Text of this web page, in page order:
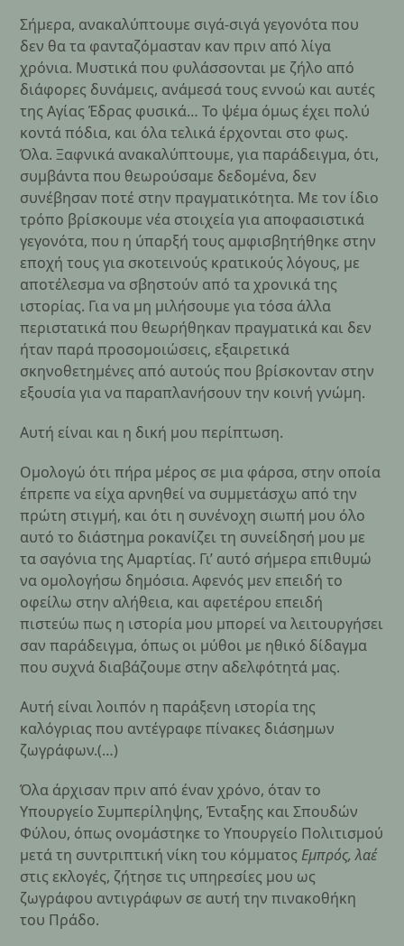
Σήμερα, ανακαλύπτουμε σιγά-σιγά γεγονότα που
δεν θα τα φανταζόμασταν καν πριν από λίγα
χρόνια. Μυστικά που φυλάσσονται με ζήλο από
διάφορες δυνάμεις, ανάμεσά τους εννοώ και αυτές
της Αγίας Έδρας φυσικά… Το ψέμα όμως έχει πολύ
κοντά πόδια, και όλα τελικά έρχονται στο φως.
Όλα. Ξαφνικά ανακαλύπτουμε, για παράδειγμα, ότι,
συμβάντα που θεωρούσαμε δεδομένα, δεν
συνέβησαν ποτέ στην πραγματικότητα. Με τον ίδιο
τρόπο βρίσκουμε νέα στοιχεία για αποφασιστικά
γεγονότα, που η ύπαρξή τους αμφισβητήθηκε στην
εποχή τους για σκοτεινούς κρατικούς λόγους, με
αποτέλεσμα να σβηστούν από τα χρονικά της
ιστορίας. Για να μη μιλήσουμε για τόσα άλλα
περιστατικά που θεωρήθηκαν πραγματικά και δεν
ήταν παρά προσομοιώσεις, εξαιρετικά
σκηνοθετημένες από αυτούς που βρίσκονταν στην
εξουσία για να παραπλανήσουν την κοινή γνώμη.
Αυτή είναι και η δική μου περίπτωση.
Ομολογώ ότι πήρα μέρος σε μια φάρσα, στην οποία
έπρεπε να είχα αρνηθεί να συμμετάσχω από την
πρώτη στιγμή, και ότι η συνένοχη σιωπή μου όλο
αυτό το διάστημα ροκανίζει τη συνείδησή μου με
τα σαγόνια της Αμαρτίας. Γι’ αυτό σήμερα επιθυμώ
να ομολογήσω δημόσια. Αφενός μεν επειδή το
οφείλω στην αλήθεια, και αφετέρου επειδή
πιστεύω πως η ιστορία μου μπορεί να λειτουργήσει
σαν παράδειγμα, όπως οι μύθοι με ηθικό δίδαγμα
που συχνά διαβάζουμε στην αδελφότητά μας.
Αυτή είναι λοιπόν η παράξενη ιστορία της
καλόγριας που αντέγραφε πίνακες διάσημων
ζωγράφων.(…)
Όλα άρχισαν πριν από έναν χρόνο, όταν το
Υπουργείο Συμπερίληψης, Ένταξης και Σπουδών
Φύλου, όπως ονομάστηκε το Υπουργείο Πολιτισμού
μετά τη συντριπτική νίκη του κόμματοςΕμπρός, λαέ
στις εκλογές, ζήτησε τις υπηρεσίες μου ως
ζωγράφου αντιγράφων σε αυτή την πινακοθήκη
του Πράδο.